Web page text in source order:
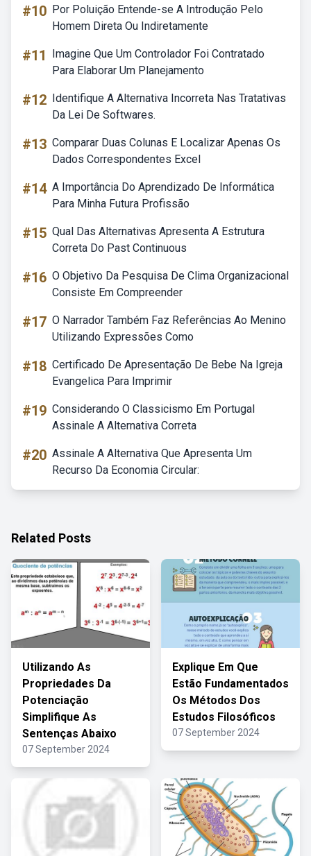
#10 Por Poluição Entende-se A Introdução Pelo
Homem Direta Ou Indiretamente
#11
Imagine Que Um Controlador Foi Contratado
Para Elaborar Um Planejamento
#12 Identifique A Alternativa Incorreta Nas Tratativas
Da Lei De Softwares.
#13 Comparar Duas Colunas E Localizar Apenas Os
Dados Correspondentes Excel
#14 A Importância Do Aprendizado De Informática
Para Minha Futura Profissão
#15 Qual Das Alternativas Apresenta A Estrutura
Correta Do Past Continuous
#16 O Objetivo Da Pesquisa De Clima Organizacional
Consiste Em Compreender
#17 O Narrador Também Faz Referências Ao Menino
Utilizando Expressões Como
#18 Certificado De Apresentação De Bebe Na Igreja
Evangelica Para Imprimir
#19 Considerando O Classicismo Em Portugal
Assinale A Alternativa Correta
#20 Assinale A Alternativa Que Apresenta Um
Recurso Da Economia Circular:
Related Posts
Utilizando As
Propriedades Da
Potenciação
Simplifique As
Sentenças Abaixo
07 September 2024
Explique Em Que
Estão Fundamentados
Os Métodos Dos
Estudos Filosóficos
07 September 2024